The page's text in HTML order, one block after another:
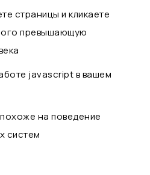
страницы и кликаете
превышающую
javascript в вашем
на поведение
систем